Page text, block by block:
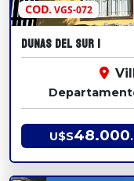
COD.VGS-072
DUNAS DEL SUR 1
U$S48.000